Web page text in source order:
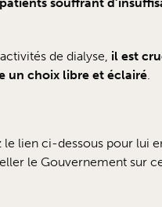
de dialyse, il est
un choix libre et éclairé
le lien ci-dessous pour lui
le Gouvernement sur